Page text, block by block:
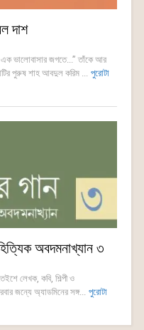
দাশ
এক ভালোবাসার জগতে...” তাঁকে আর
পুরুষ শাহ আবদুল করিম ... পুরোটা
অবদমনাখ্যান ৩
লেখক, কবি, শিল্পী ও
জন্যে অ্যাডমিনের সঙ্গ... পুরোটা